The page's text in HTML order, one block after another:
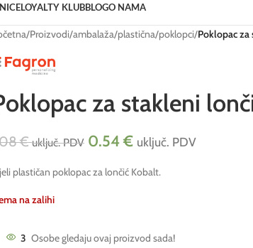
LOYALTY KLUBBLOGO NAMA
/Proizvodi/ambalaža/plastična/poklopci/Poklopac
za stakleni
€ uključ. PDV 0.54€ uključ. PDV
plastičan poklopac za lončić Kobalt.
na zalihi
3 Osobe gledaju ovaj proizvod sada!